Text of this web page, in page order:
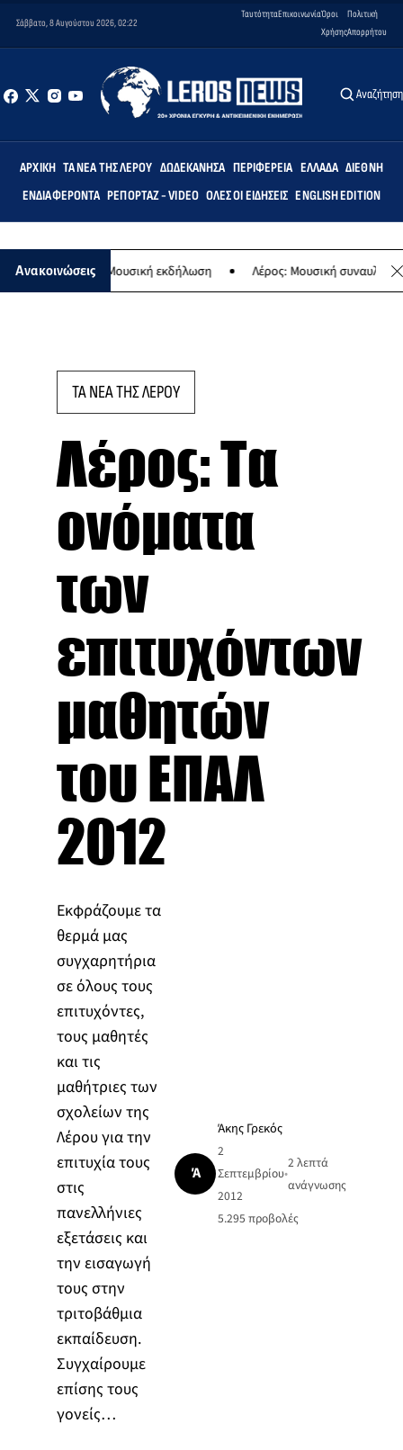
Σάββατο, 8 Αυγούστου 2026, 02:22
ΤαυτότηταΕπικοινωνίαΌροι
Χρήσης
Πολιτική
Απορρήτου
Αναζήτηση
ΑΡΧΙΚΉ ΤΑ ΝΈΑ ΤΗΣ ΛΈΡΟΥ ΔΩΔΕΚΆΝΗΣΑ ΠΕΡΙΦΈΡΕΙΑ ΕΛΛΆΔΑ ΔΙΕΘΝΉ
ΕΝΔΙΑΦΈΡΟΝΤΑ ΡΕΠΟΡΤΆΖ - VIDEO ΌΛΕΣ ΟΙ ΕΙΔΉΣΕΙΣ ENGLISH EDITION
Ανακοινώσεις
Παναγίας - Μουσική εκδήλωση Λέρος: Μουσική συναυλία των
ΤΑ ΝΕΑ ΤΗΣ ΛΕΡΟΥ
Λέρος: Τα
ονόματα
των
επιτυχόντων
μαθητών
του ΕΠΑΛ
2012
Εκφράζουμε τα
θερμά μας
συγχαρητήρια
σε όλους τους
επιτυχόντες,
τους μαθητές
και τις
μαθήτριες των
σχολείων της
Λέρου για την
επιτυχία τους
στις
πανελλήνιες
εξετάσεις και
την εισαγωγή
τους στην
τριτοβάθμια
εκπαίδευση.
Συγχαίρουμε
επίσης τους
γονείς…
Ά
Άκης Γρεκός
2
Σεπτεμβρίου
2012
•
2 λεπτά
ανάγνωσης
5.295 προβολές